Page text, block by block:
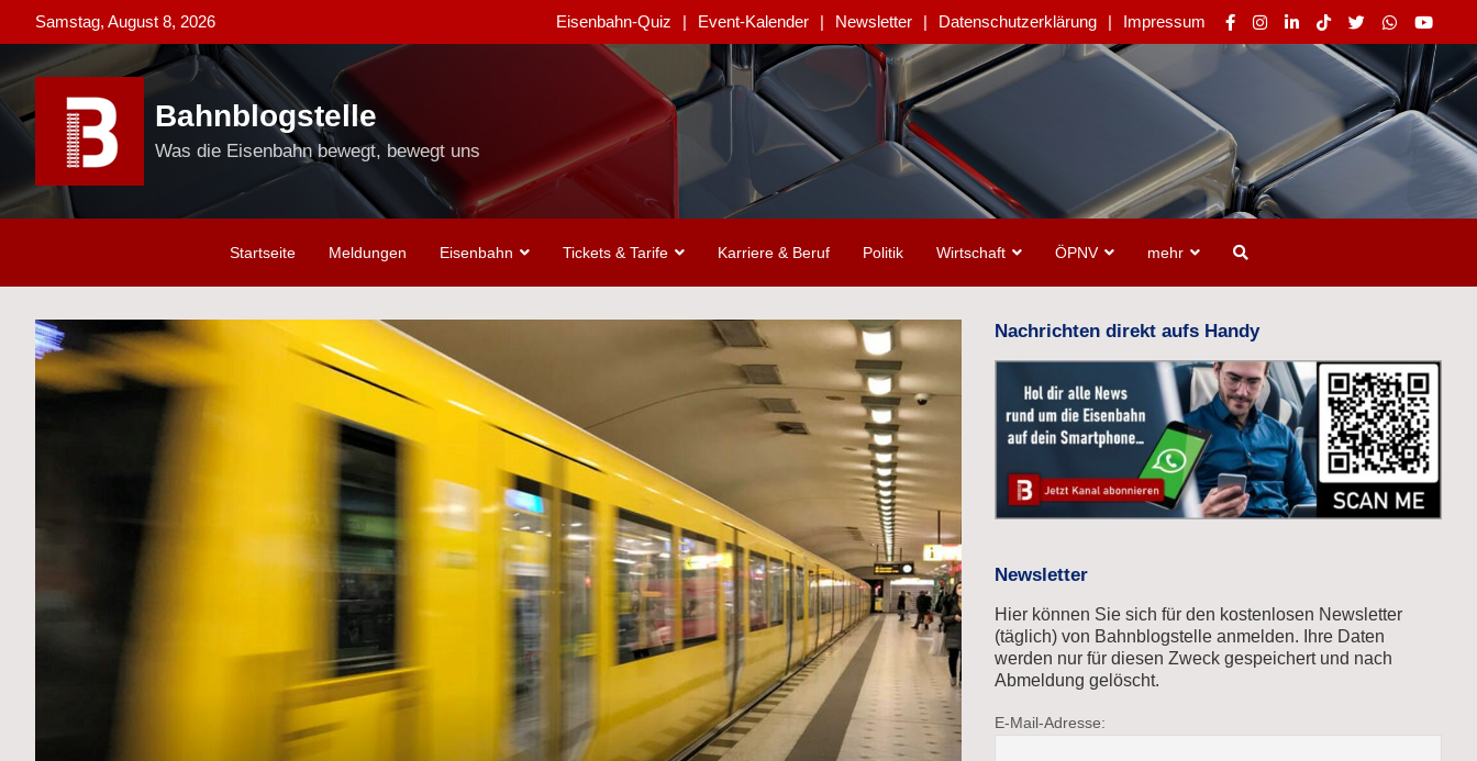
to
content
Samstag, August 8, 2026 Eisenbahn-Quiz Event-Kalender Newsletter Datenschutzerklärung Impressum
Bahnblogstelle
Was die Eisenbahn bewegt, bewegt uns
Startseite Meldungen Eisenbahn Tickets & Tarife Karriere & Beruf Politik Wirtschaft ÖPNV mehr
Nachrichten direkt aufs Handy
Newsletter
Hier können Sie sich für den kostenlosen Newsletter
(täglich) von Bahnblogstelle anmelden. Ihre Daten
werden nur für diesen Zweck gespeichert und nach
Abmeldung gelöscht.
E-Mail-Adresse: